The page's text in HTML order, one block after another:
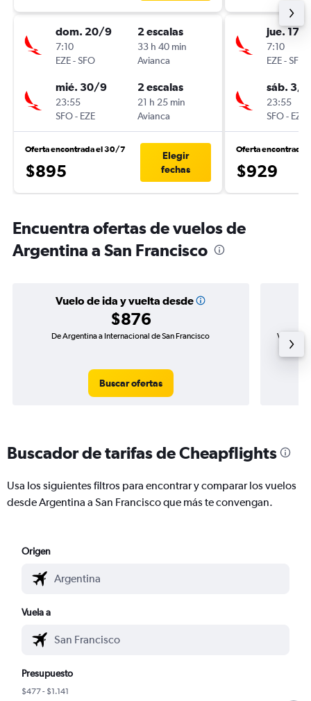
dom. 20/9
7:10
EZE-SFO
2 escalas
33 h 40 min
Avianca
mié. 30/9
23:55
SFO- EZE
2 escalas
21 h 25 min
Avianca
Oferta encontrada el 30/7
$895
Elegir
fechas
jue. 17/
7:10
EZE-SFO
sáb. 3/
23:55
SFO- EZE
Oferta encontrada
$929
Encuentra ofertas de vuelos de
Argentina a San Francisco
Vuelo de ida y vuelta desde
$876
De Argentina a Internacional de San Francisco
Buscar ofertas
Vuelo de
Buscador de tarifas de Cheapflights
Usa los siguientes filtros para encontrar y comparar los vuelos
desde Argentina a San Francisco que más te convengan.
Origen
Vuela a
Presupuesto
$477 - $1.141